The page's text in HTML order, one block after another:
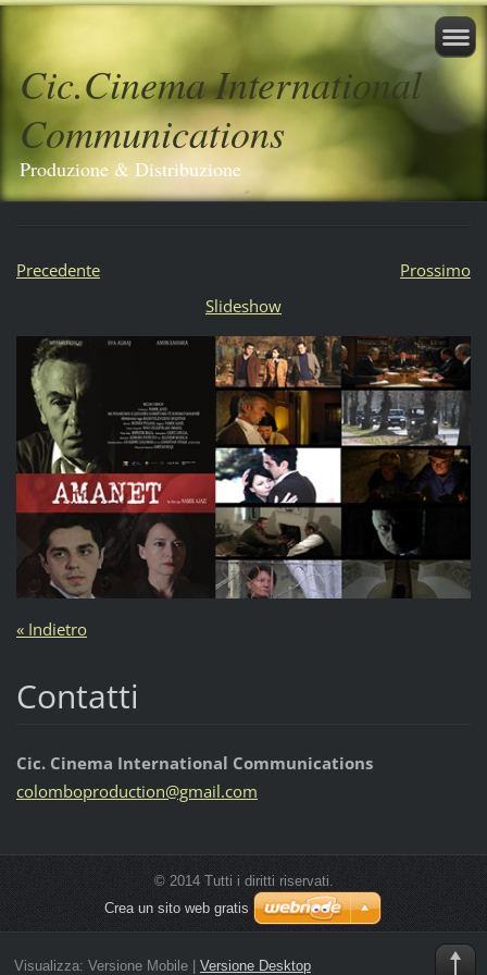
Cic.Cinema International
Communications
Produzione & Distribuzione
Precedente
Prossimo
Slideshow
« Indietro
Contatti
Cic. Cinema International Communications
colomboproduction@gmail.com
© 2014 Tutti i diritti riservati.
Crea un sito web gratis
Visualizza: Versione Mobile| Versione Desktop